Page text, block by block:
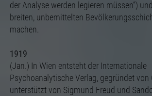
der Analyse werden legieren müssen“)
breiten, unbemittelten
machen.
1919
(Jan.) In Wien entsteht der Internationale
Psychoanalytische Verlag, gegründet von
unterstützt von Sigmund Freud und